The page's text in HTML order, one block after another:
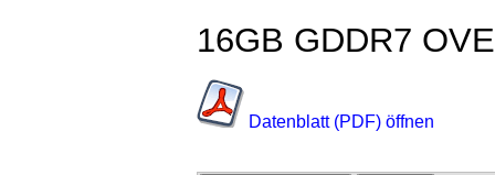
16GB GDDR7
Datenblatt (PDF) öffnen